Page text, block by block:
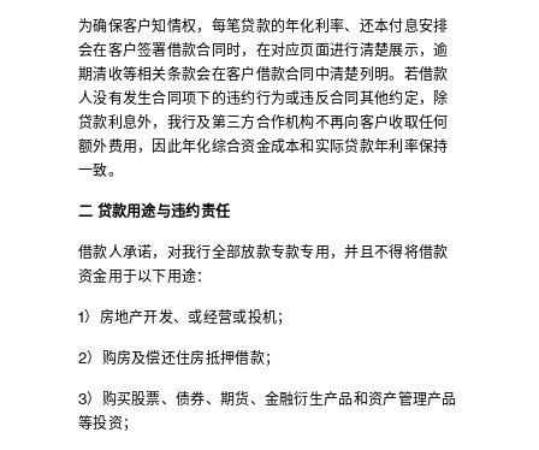
为确保客户知情权，每笔贷款的年化利率、还本付息安排
会在客户签署借款合同时，在对应页面进行清楚展示，逾
期清收等相关条款会在客户借款合同中清楚列明。若借款
人没有发生合同项下的违约行为或违反合同其他约定，除
贷款利息外，我行及第三方合作机构不再向客户收取任何
额外费用，因此年化综合资金成本和实际贷款年利率保持
一致。
二 贷款用途与违约责任
借款人承诺，对我行全部放款专款专用，并且不得将借款
资金用于以下用途：
1）房地产开发、或经营或投机；
2）购房及偿还住房抵押借款；
3）购买股票、债券、期货、金融衍生产品和资产管理产品
等投资；